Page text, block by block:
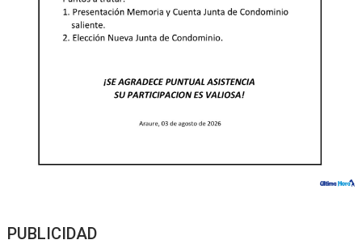
PUBLICIDAD